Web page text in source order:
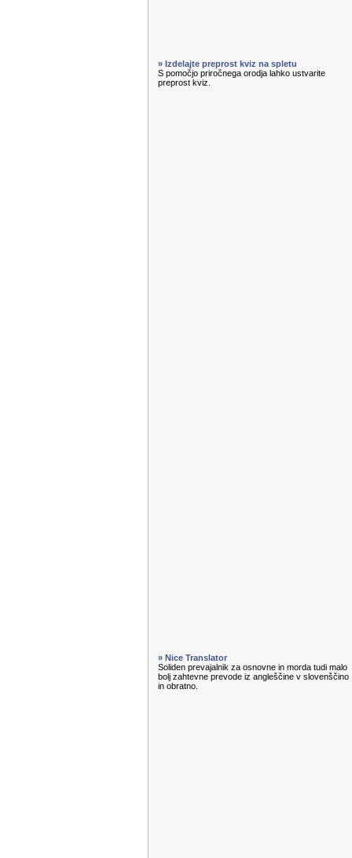
» Izdelajte preprost kviz na spletu
S pomočjo priročnega orodja lahko ustvarite
preprost kviz.
» Nice Translator
Soliden prevajalnik za osnovne in morda tudi malo
bolj zahtevne prevode iz angleščine v slovenščino
in obratno.